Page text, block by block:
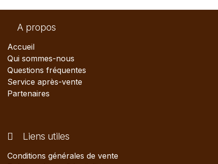
A propos
Accueil
Qui sommes-nous
Questions fréquentes
Service après-vente
Partenaires
Liens utiles
Conditions générales de vente